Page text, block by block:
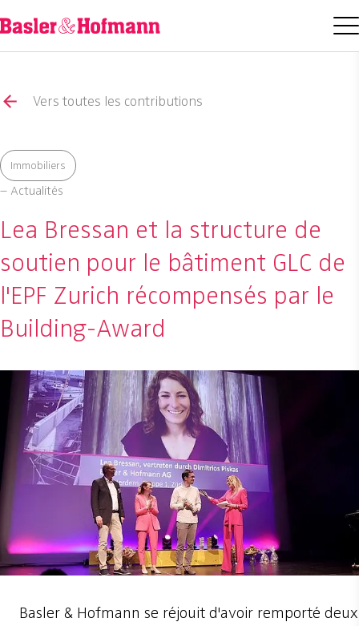
Vers toutes les contributions
Immobiliers
– Actualités
Lea Bressan et la structure de
soutien pour le bâtiment GLC de
l'EPF Zurich récompensés par le
Building-Award
Basler & Hofmann se réjouit d'avoir remporté deux